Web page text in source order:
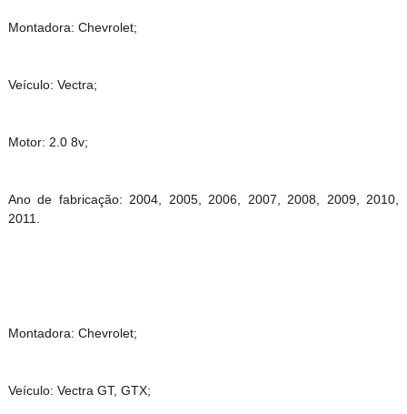
Montadora: Chevrolet;
Veículo: Vectra;
Motor: 2.0 8v;
Ano de fabricação: 2004, 2005, 2006, 2007, 2008, 2009, 2010,
2011.
Montadora: Chevrolet;
Veículo: Vectra GT, GTX;